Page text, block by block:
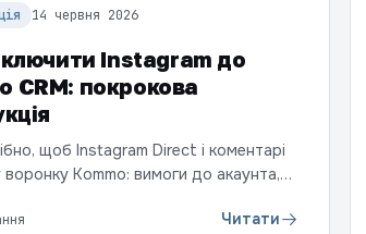
14 червня 2026
Instagram до
CRM: покрокова
щоб Instagram Direct і коментарі
Kommo: вимоги до акаунта,
заявки.
Читати